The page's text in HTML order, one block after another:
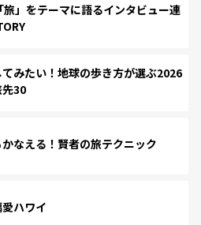
」をテーマに語るインタビュー連
みたい！地球の歩き方が選ぶ2026
30
なえる！賢者の旅テクニック
ハワイ